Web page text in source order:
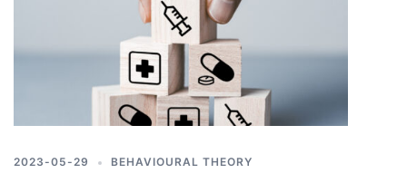
2023-05-29 BEHAVIOURAL THEORY